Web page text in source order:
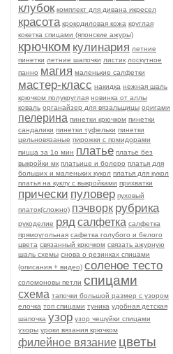
клубок комплект для дивана икресел
красота крокодиловая кожа круглая
кокетка спицами (японские ажуры)
крючком кулинария летние
пинетки летние шапочки листик лоскутное
панно магия маленькие салфетки
мастер-класс накидка нежная шаль
крючком полукруглая новинка от аллы
коваль органайзер для вязальщицы оригами
пелерина пинетки крючком пинетки
сандалики пинетки туфельки пинетки
цельновязаные пирожки с помидорами
пицца за 1о мин платье платье без
выкройки мк платьице и болеро платья для
больших и маленьких кукол платья для кукол
платья на куклу с выкройками прихватки
прически пуловер пуховый
платок(сложно) пэчворк рубрика
рукоделие рядсалфетка салфетка
прямоугольная сафетка голубого и белого
цвета связанный крючком связать ажурную
шаль схемы снова о резинках спицами
(описания + видео) соленое тесто
соломоновы петли спицами
схема тапочки большой размер с узором
елочка топ спицами туника удобная детская
шапочка узор узор чешуйки спицами
узоры уроки вязания крючком
филейное вязание цветы